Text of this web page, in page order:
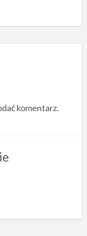
komentarz.